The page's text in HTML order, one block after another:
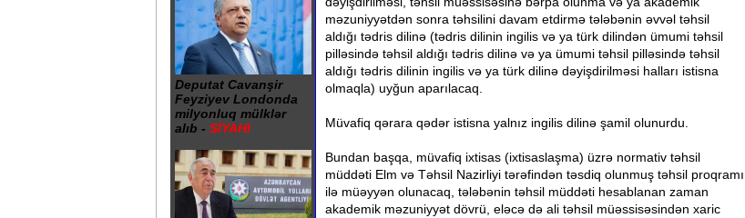
Deputat Cavanşir
Feyziyev Londonda
milyonluq mülklər
alıb - SİYAHI
məzuniyyətdən sonra təhsilini davam etdirmə tələbənin əvvəl təhsil
aldığı tədris dilinə (tədris dilinin ingilis və ya türk dilindən ümumi təhsil
pilləsində təhsil aldığı tədris dilinə və ya ümumi təhsil pilləsində təhsil
aldığı tədris dilinin ingilis və ya türk dilinə dəyişdirilməsi halları istisna
olmaqla) uyğun aparılacaq.
Müvafiq qərara qədər istisna yalnız ingilis dilinə şamil olunurdu.
Bundan başqa, müvafiq ixtisas (ixtisaslaşma) üzrə normativ təhsil
müddəti Elm və Təhsil Nazirliyi tərəfindən təsdiq olunmuş təhsil proqramı
ilə müəyyən olunacaq, tələbənin təhsil müddəti hesablanan zaman
akademik məzuniyyət dövrü, eləcə də ali təhsil müəssisəsindən xaric